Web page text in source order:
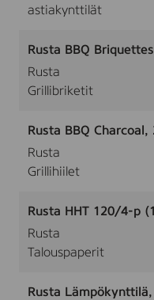
astiakynttilät
Rusta BBQ
Rusta
Grillibriketit
Rusta BBQ Charcoal,
Rusta
Grillihiilet
Rusta HHT 120/4-p
Rusta
Talouspaperit
Rusta